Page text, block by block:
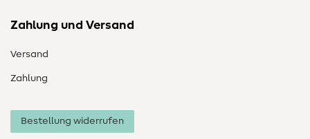
Zahlung und Versand
Versand
Zahlung
Bestellung widerrufen